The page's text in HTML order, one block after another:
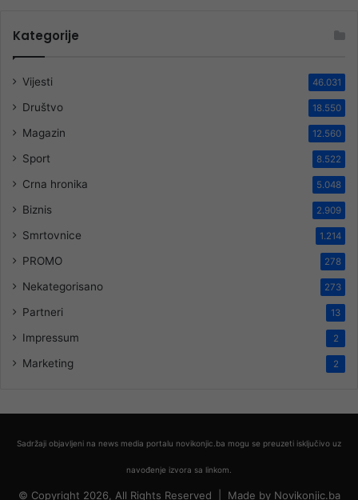
Kategorije
Vijesti 46.031
Društvo 18.550
Magazin 12.560
Sport 8.522
Crna hronika 5.048
Biznis 2.909
Smrtovnice 1.214
PROMO 278
Nekategorisano 273
Partneri 13
Impressum 2
Marketing 2
Sadržaji objavljeni na news media portalu novikonjic.ba mogu se preuzeti isključivo uz
navođenje izvora sa linkom.
© Copyright 2026, All Rights Reserved | Made by Novikonjic.ba